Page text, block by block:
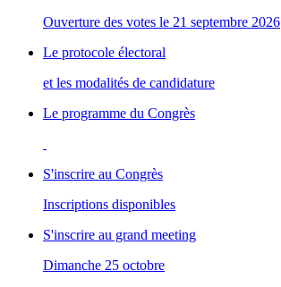
Ouverture des votes le 21 septembre 2026
Le protocole électoral
et les modalités de candidature
Le programme du Congrès
S'inscrire au Congrès
Inscriptions disponibles
S'inscrire au grand meeting
Dimanche 25 octobre